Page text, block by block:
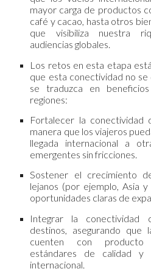
mayor carga de productos
café y cacao, hasta otros
que visibiliza nuestra
audiencias globales.
Los retos en esta etapa
que esta conectividad no
se traduzca en
regiones:
Fortalecer la conectividad
manera que los viajeros
llegada internacional a
emergentes sin fricciones.
Sostener el crecimiento
lejanos (por ejemplo, Asia
oportunidades claras de
Integrar la conectividad
destinos, asegurando que
cuenten con producto
estándares de calidad y
internacional.